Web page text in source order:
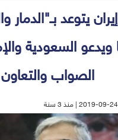
يتوعد بـ"الدمار
ويدعو السعودية
الصواب والتعاون
2019-09-24 | منذ 3 سنة